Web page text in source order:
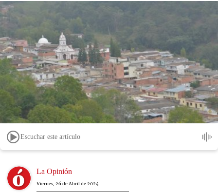
Escuchar este artículo
Image La Opinión
Viernes, 26 de Abril de 2024